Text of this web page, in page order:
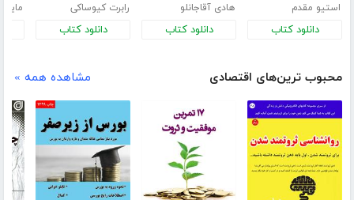
استیو مقدم
دانلود کتاب
هادی آقاجانلو
دانلود کتاب
رابرت کیوساکی
دانلود کتاب
محبوب ترین‌های اقتصادی مشاهده همه »